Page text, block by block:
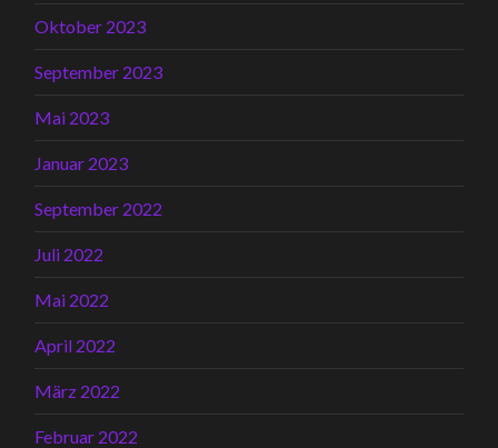
Oktober 2023
September 2023
Mai 2023
Januar 2023
September 2022
Juli 2022
Mai 2022
April 2022
März 2022
Februar 2022